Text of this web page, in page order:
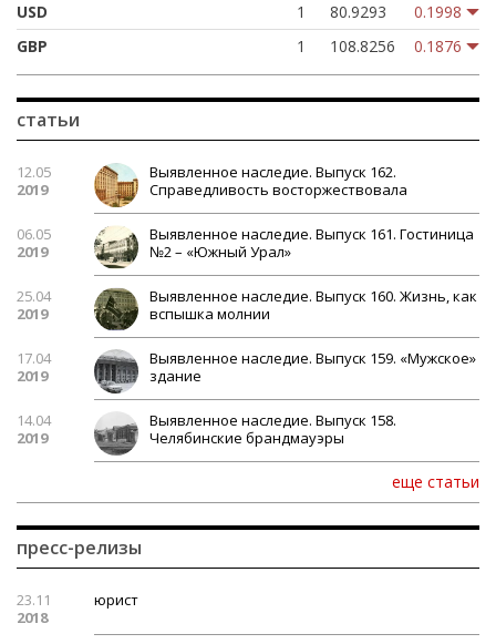
USD
1 80.9293
0.1998
GBP
1 108.8256 0.1876
статьи
12.05
2019
Выявленное наследие. Выпуск 162.
Справедливость восторжествовала
06.05
2019
Выявленное наследие. Выпуск 161. Гостиница
№2 – «Южный Урал»
25.04
2019
Выявленное наследие. Выпуск 160. Жизнь, как
вспышка молнии
17.04
2019
Выявленное наследие. Выпуск 159. «Мужское»
здание
14.04
2019
Выявленное наследие. Выпуск 158.
Челябинские брандмауэры
еще статьи
пресс-релизы
23.11
2018
юрист